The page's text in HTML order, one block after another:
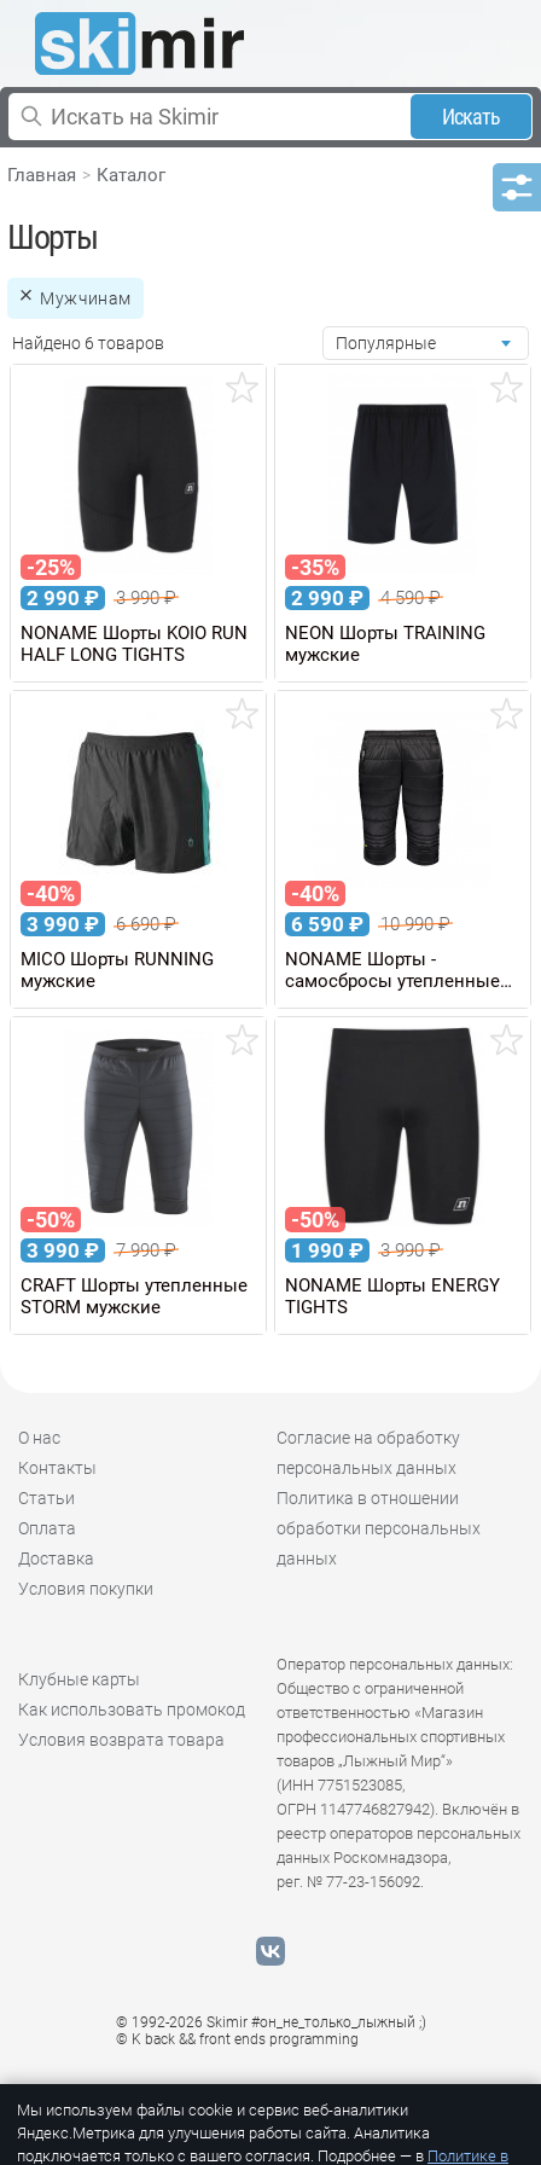
Искать
Главная Каталог
Шорты
Мужчинам
Найдено 6 товаров Популярные
-25%
2 990 ₽ 3 990₽
NONAME Шорты KOIO RUN
HALF LONG TIGHTS
-35%
2 990 ₽ 4 590₽
NEON Шорты TRAINING
мужские
-40%
3 990 ₽ 6 690₽
MICO Шорты RUNNING
мужские
-40%
6 590 ₽ 10 990₽
NONAME Шорты -
самосбросы утепленные
SKI SHORTS
-50%
3 990 ₽ 7 990₽
CRAFT Шорты утепленные
STORM мужские
-50%
1 990 ₽ 3 990₽
NONAME Шорты ENERGY
TIGHTS
О нас
Контакты
Статьи
Оплата
Доставка
Условия покупки
Согласие на обработку
персональных данных
Политика в отношении
обработки персональных
данных
Клубные карты
Как использовать промокод
Условия возврата товара
Оператор персональных данных:
Общество с ограниченной
ответственностью «Магазин
профессиональных спортивных
товаров „Лыжный Мир“»
(ИНН 7751523085,
ОГРН 1147746827942). Включён в
реестр операторов персональных
данных Роскомнадзора,
рег. № 77-23-156092.
© 1992-2026 Skimir #он_не_только_лыжный ;)
© K back && front ends programming
Мы используем файлы cookie и сервис веб-аналитики
Яндекс.Метрика для улучшения работы сайта. Аналитика
подключается только с вашего согласия. Подробнее — в Политике в